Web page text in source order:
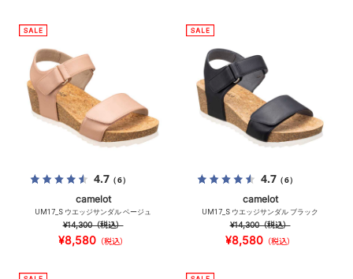
4.7（6）
camelot
UM17_S ウエッジサンダル ベージュ
¥14,300（税込）
¥8,580 （税込）
4.7（6）
camelot
UM17_S ウエッジサンダル ブラック
¥14,300（税込）
¥8,580 （税込）